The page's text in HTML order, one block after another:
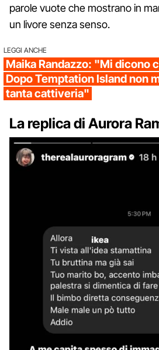
parole vuote che mostrano in
un livore senza senso.
LEGGI ANCHE
Maika Randazzo: "Mi dicono
Dopo Temptation Island non
tanta cattiveria"
La replica di Aurora